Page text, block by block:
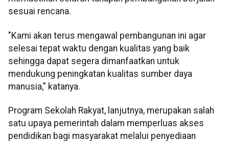
sesuai rencana.
"Kami akan terus mengawal pembangunan ini agar
selesai tepat waktu dengan kualitas yang baik
sehingga dapat segera dimanfaatkan untuk
mendukung peningkatan kualitas sumber daya
manusia," katanya.
Program Sekolah Rakyat, lanjutnya, merupakan salah
satu upaya pemerintah dalam memperluas akses
pendidikan bagi masyarakat melalui penyediaan